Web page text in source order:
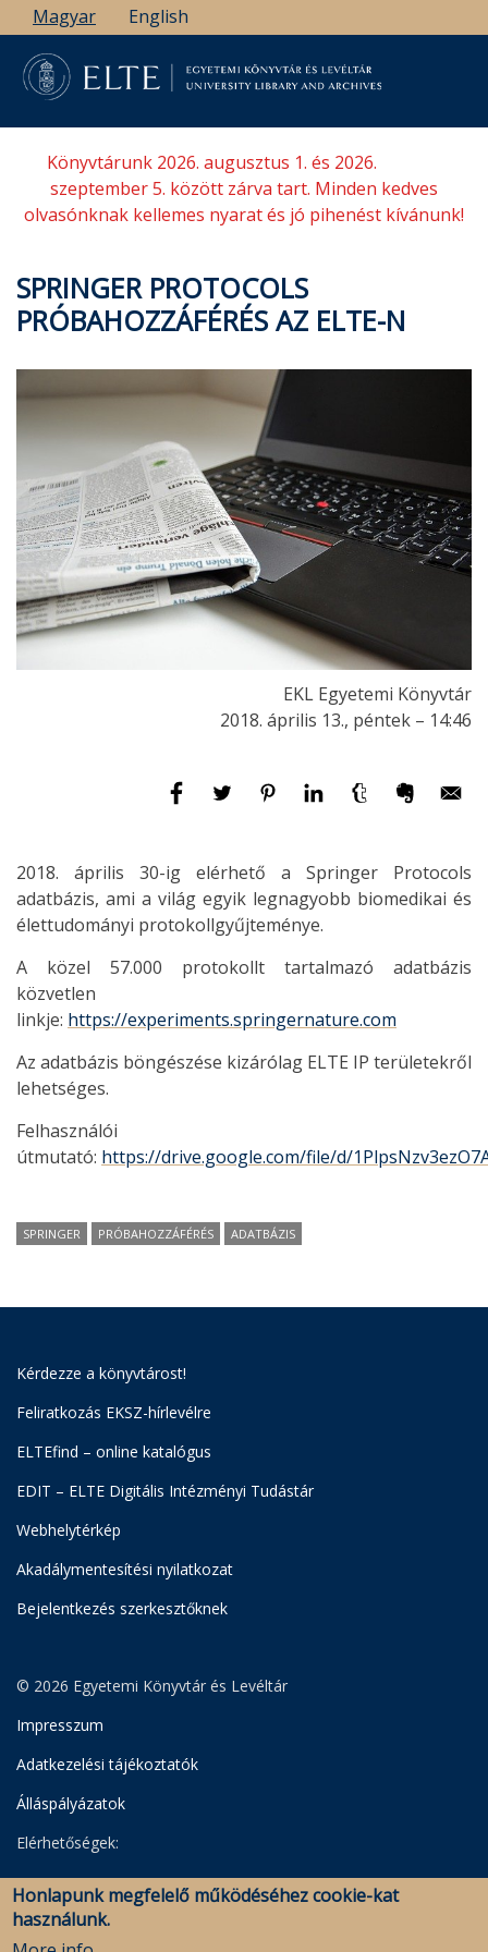
Ugrás
a
tartalomra
Magyar English
Könyvtárunk 2026. augusztus 1. és 2026.
szeptember 5. között zárva tart. Minden kedves
olvasónknak kellemes nyarat és jó pihenést kívánunk!
SPRINGER PROTOCOLS
PRÓBAHOZZÁFÉRÉS AZ ELTE-N
EKL Egyetemi Könyvtár
2018. április 13., péntek – 14:46
2018. április 30-ig elérhető a Springer Protocols
adatbázis, ami a világ egyik legnagyobb biomedikai és
élettudományi protokollgyűjteménye.
A közel 57.000 protokollt tartalmazó adatbázis
közvetlen
linkje: https://experiments.springernature.com
Az adatbázis böngészése kizárólag ELTE IP területekről
lehetséges.
Felhasználói
útmutató: https://drive.google.com/file/d/
SPRINGER PRÓBAHOZZÁFÉRÉS ADATBÁZIS
Kérdezze a könyvtárost!
Feliratkozás EKSZ-hírlevélre
ELTEfind – online katalógus
EDIT – ELTE Digitális Intézményi Tudástár
Webhelytérkép
Akadálymentesítési nyilatkozat
Bejelentkezés szerkesztőknek
© 2026 Egyetemi Könyvtár és Levéltár
Impresszum
Adatkezelési tájékoztatók
Álláspályázatok
Elérhetőségek:
Egyetemi Könyvtár
Levéltár
Savaria Könyvtár és Levéltár (Szombathely)
Honlapunk megfelelő működéséhez cookie-kat
használunk.